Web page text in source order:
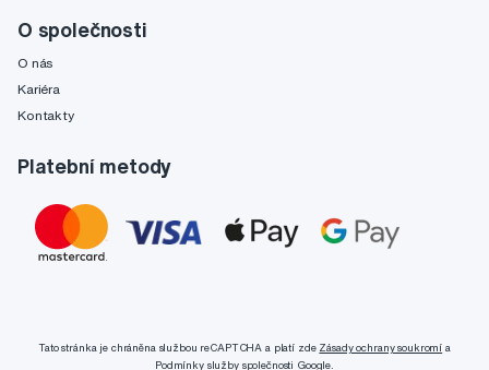
O společnosti
O nás
Kariéra
Kontakty
Platební metody
Tato stránka je chráněna službou reCAPTCHA a platí zde Zásady ochrany soukromí a
Podmínky službyspolečnosti Google.